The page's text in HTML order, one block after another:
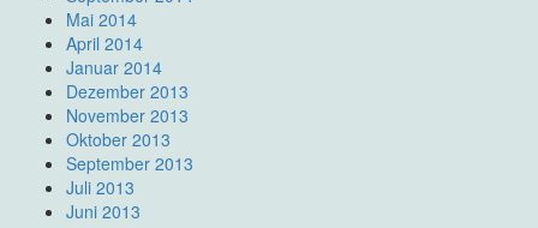
Mai 2014
April 2014
Januar 2014
Dezember 2013
November 2013
Oktober 2013
September 2013
Juli 2013
Juni 2013